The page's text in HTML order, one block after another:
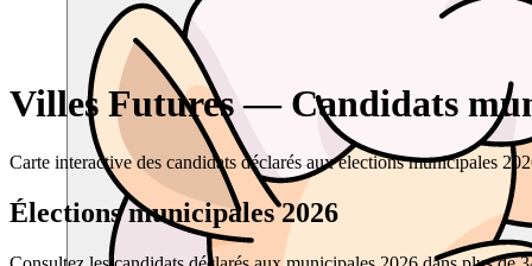
Villes Futures — Candidats
Carte interactive des candidats déclarés aux élections municipales
Élections municipales 2026